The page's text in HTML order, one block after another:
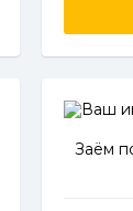
Заём